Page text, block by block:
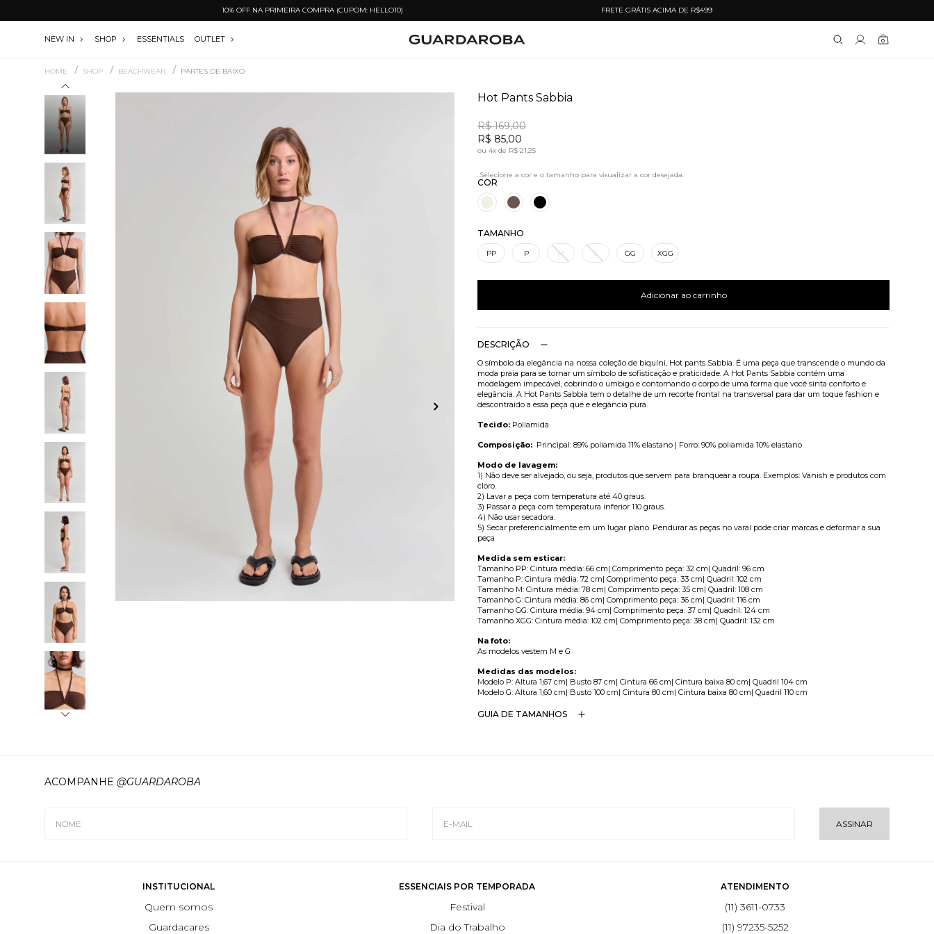
10% OFF NA PRIMEIRA COMPRA (CUPOM: HELLO10) FRETE GRÁTIS ACIMA DE R$499
NEW IN SHOP ESSENTIALS OUTLET 0
HOME / SHOP / BEACHWEAR / PARTES DE BAIXO
Hot Pants Sabbia
R$ 169,00
R$ 85,00
ou 4x de R$ 21,25
COR
TAMANHO
PP P M G GG XGG
Adicionar ao carrinho
DESCRIÇÃO
O símbolo da elegância na nossa coleção de biquíni, Hot pants Sabbia. É uma peça que transcende o mundo da
moda praia para se tornar um símbolo de sofisticação e praticidade. A Hot Pants Sabbia contém uma
modelagem impecável, cobrindo o umbigo e contornando o corpo de uma forma que você sinta conforto e
elegância. A Hot Pants Sabbia tem o detalhe de um recorte frontal na transversal para dar um toque fashion e
descontraído a essa peça que e elegância pura.
Tecido: Poliamida
Composição: Principal: 89% poliamida 11% elastano | Forro: 90% poliamida 10% elastano
Modo de lavagem:
1) Não deve ser alvejado, ou seja, produtos que servem para branquear a roupa. Exemplos: Vanish e produtos com
cloro.
2) Lavar a peça com temperatura até 40 graus.
3) Passar a peça com temperatura inferior 110 graus.
4) Não usar secadora.
5) Secar preferencialmente em um lugar plano. Pendurar as peças no varal pode criar marcas e deformar a sua
peça
Medida sem esticar:
Tamanho PP: Cintura média: 66 cm| Comprimento peça: 32 cm| Quadril: 96 cm
Tamanho P: Cintura média: 72 cm| Comprimento peça: 33 cm| Quadril: 102 cm
Tamanho M: Cintura média: 78 cm| Comprimento peça: 35 cm| Quadril: 108 cm
Tamanho G: Cintura média: 86 cm| Comprimento peça: 36 cm| Quadril: 116 cm
Tamanho GG: Cintura média: 94 cm| Comprimento peça: 37 cm| Quadril: 124 cm
Tamanho XGG: Cintura média: 102 cm| Comprimento peça: 38 cm| Quadril: 132 cm
Na foto:
As modelos vestem M e G
Medidas das modelos:
Modelo P: Altura 1,67 cm| Busto 87 cm| Cintura 66 cm| Cintura baixa 80 cm| Quadril 104 cm
Modelo G: Altura 1,60 cm| Busto 100 cm| Cintura 80 cm| Cintura baixa 80 cm| Quadril 110 cm
GUIA DE TAMANHOS
ACOMPANHE @GUARDAROBA
ASSINAR
INSTITUCIONAL
Quem somos
Guardacares
ESSENCIAIS POR TEMPORADA
Festival
Dia do Trabalho
ATENDIMENTO
(11) 3611-0733
(11) 97235-5252